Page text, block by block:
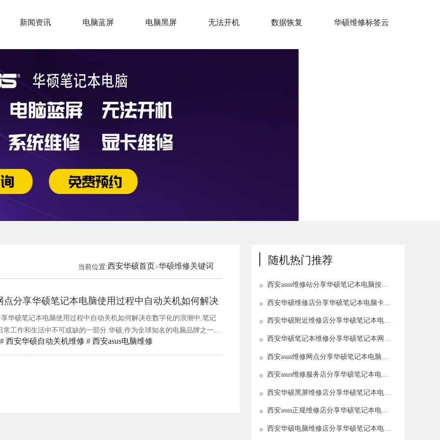
新闻资讯 电脑蓝屏 电脑黑屏 无法开机 数据恢复 华硕维修标签云
当前位置:西安华硕首页>华硕维修关键词
点分享华硕笔记本电脑使用过程中自动关机如何解决
享华硕笔记本电脑使用过程中自动关机如何解决在数字化的浪潮中,笔记
常工作和生活中不可或缺的一部分.华硕,作为全球知名的电脑品牌之一,以
能受到了广大用户的青睐.然而,技术产品毕竟不是完美无瑕,华硕笔记本电
到自动关机的问题,这无疑给用户带来了
西安华硕自动关机维修 # 西安asus电脑维修
随机热门推荐
西安asus维修站分享华硕笔记本电脑按电
西安华硕维修店分享华硕笔记本电脑卡顿
西安华硕附近维修店分享华硕笔记本电脑
西安华硕笔记本维修分享华硕笔记本网络
西安asus维修网点分享华硕笔记本电脑使
西安asus维修服务店分享华硕笔记本电脑
西安华硕黑屏维修店分享华硕笔记本电脑
西安asus正规维修店分享华硕笔记本电脑
西安华硕电脑维修店分享华硕笔记本电脑